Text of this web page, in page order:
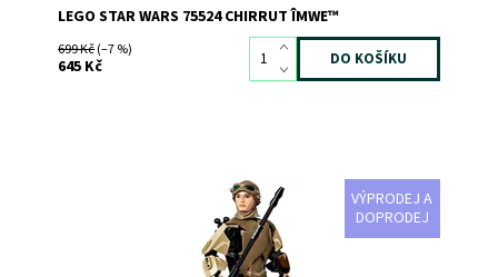
LEGO STAR WARS 75524 CHIRRUT ÎMWE™
699 Kč(–7 %)
645 Kč
VÝPRODEJ A
DOPRODEJ
Přehrávej si napínavý souboj tváří v tvář s touto
sestavitelnou a vysoce pohyblivou figurkou Rey!
Skladem>3